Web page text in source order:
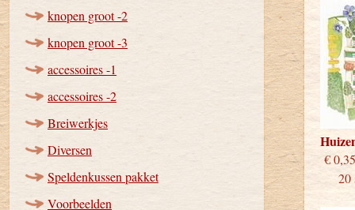
knopen groot -2
knopen groot -3
accessoires -1
accessoires -2
Breiwerkjes
Diversen
Speldenkussen pakket
Voorbeelden
20